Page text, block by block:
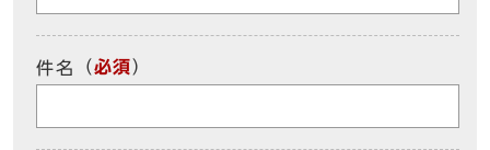
件名 （必須）